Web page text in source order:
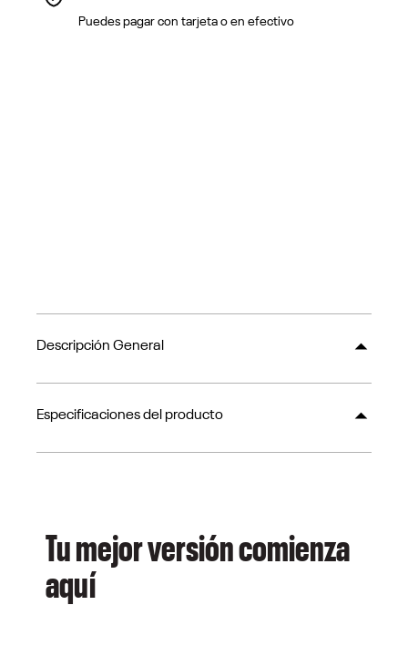
Puedes pagar con tarjeta o en efectivo
Descripción General
Especificaciones del producto
Tu mejor versión comienza
aquí